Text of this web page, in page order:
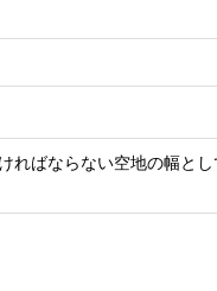
ばならない空地の幅と